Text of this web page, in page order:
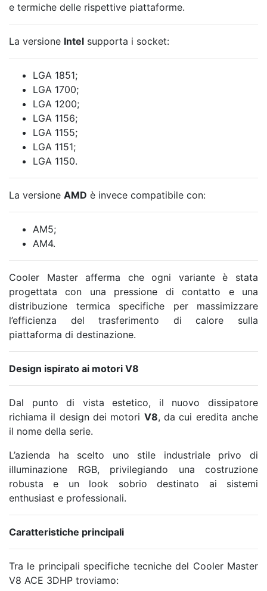
e termiche delle rispettive piattaforme.
La versione Intel supporta i socket:
LGA 1851;
LGA 1700;
LGA 1200;
LGA 1156;
LGA 1155;
LGA 1151;
LGA 1150.
La versione AMD è invece compatibile con:
AM5;
AM4.
Cooler Master afferma che ogni variante è stata
progettata con una pressione di contatto e una
distribuzione termica specifiche per massimizzare
l’efficienza del trasferimento di calore sulla
piattaforma di destinazione.
Design ispirato ai motori V8
Dal punto di vista estetico, il nuovo dissipatore
richiama il design dei motori V8, da cui eredita anche
il nome della serie.
L’azienda ha scelto uno stile industriale privo di
illuminazione RGB, privilegiando una costruzione
robusta e un look sobrio destinato ai sistemi
enthusiast e professionali.
Caratteristiche principali
Tra le principali specifiche tecniche del Cooler Master
V8 ACE 3DHP troviamo: